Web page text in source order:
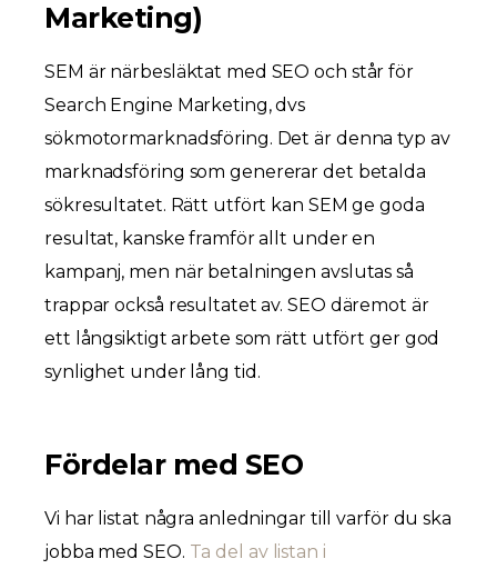
Marketing)
SEM är närbesläktat med SEO och står för
Search Engine Marketing, dvs
sökmotormarknadsföring. Det är denna typ av
marknadsföring som genererar det betalda
sökresultatet. Rätt utfört kan SEM ge goda
resultat, kanske framför allt under en
kampanj, men när betalningen avslutas så
trappar också resultatet av. SEO däremot är
ett långsiktigt arbete som rätt utfört ger god
synlighet under lång tid.
Fördelar med SEO
Vi har listat några anledningar till varför du ska
jobba med SEO. Ta del av listan i